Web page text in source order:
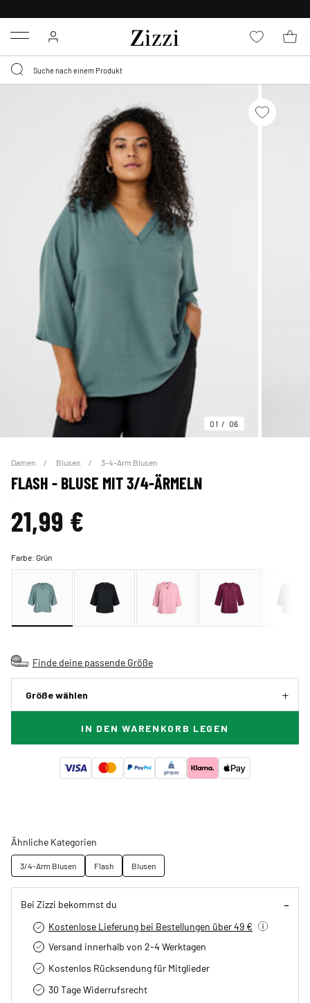
Menu
01 06
Damen Blusen 3-4-Arm Blusen
FLASH - BLUSE MIT 3/4-ÄRMELN
21,99 €
Farbe:Grün
Finde deine passende Größe
Größe wählen
IN DEN WARENKORB LEGEN
Ähnliche Kategorien
3/4-Arm Blusen Flash Blusen
Bei Zizzi bekommst du
Kostenlose Lieferung bei Bestellungen über 49 €
Versand innerhalb von 2-4 Werktagen
Kostenlos Rücksendung für Mitglieder
30 Tage Widerrufsrecht